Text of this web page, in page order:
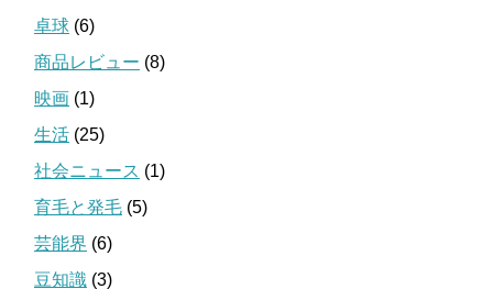
卓球 (6)
商品レビュー (8)
映画 (1)
生活 (25)
社会ニュース (1)
育毛と発毛 (5)
芸能界 (6)
豆知識 (3)